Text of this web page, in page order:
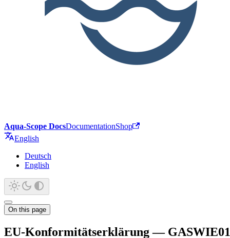
Aqua-Scope DocsDocumentationShop
English
Deutsch
English
On this page
EU-Konformitätserklärung — GASWIE01